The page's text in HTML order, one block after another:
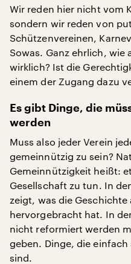
Wir reden hier nicht vom
sondern wir reden von
Schützenvereinen,
Sowas. Ganz ehrlich, wie
wirklich? Ist die
einem der Zugang dazu
Es gibt Dinge, die
werden
Muss also jeder Verein
gemeinnützig zu sein?
Gemeinnützigkeit heißt:
Gesellschaft zu tun. In
zeigt, was die Geschichte
hervorgebracht hat. In
nicht reformiert werden
geben. Dinge, die
sind.